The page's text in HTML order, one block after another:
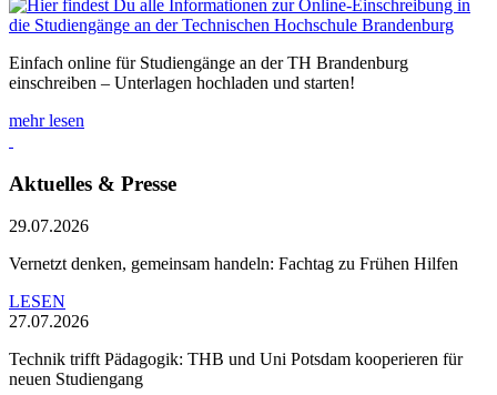
Einfach online für Studiengänge an der TH Brandenburg
einschreiben – Unterlagen hochladen und starten!
mehr lesen
Aktuelles & Presse
29.07.2026
Vernetzt denken, gemeinsam handeln: Fachtag zu Frühen Hilfen
LESEN
27.07.2026
Technik trifft Pädagogik: THB und Uni Potsdam kooperieren für
neuen Studiengang